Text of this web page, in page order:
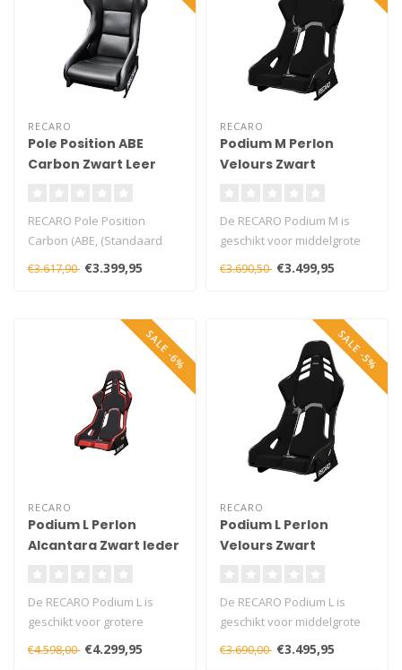
RECARO
Pole Position ABE
Carbon Zwart Leer
RECARO Pole Position
Carbon (ABE, (Standaard
+ Kuip vervaardigt ui..
€3.617,90 €3.399,95
RECARO
Podium M Perlon
Velours Zwart
De RECARO Podium M is
geschikt voor middelgrote
personen, de ca. 20 mm
dikke pad..
€3.690,50 €3.499,95
SALE -6%
RECARO
Podium L Perlon
Alcantara Zwart leder
De RECARO Podium L is
geschikt voor grotere
personen, de ca. 10 mm
dikke pads zi..
€4.598,00 €4.299,95
SALE -5%
RECARO
Podium L Perlon
Velours Zwart
De RECARO Podium L is
geschikt voor middelgrote
personen, de ca. 20 mm
dikke pad..
€3.690,00 €3.495,95